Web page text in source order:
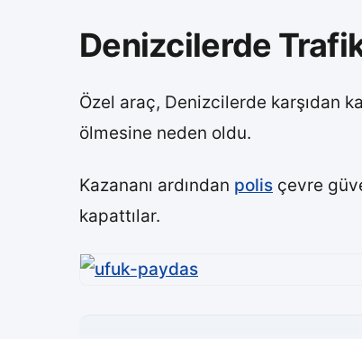
Denizcilerde
Özel araç, Denizcilerde karşıdan
ölmesine neden oldu.
Kazananı ardından polis çevre
kapattılar.